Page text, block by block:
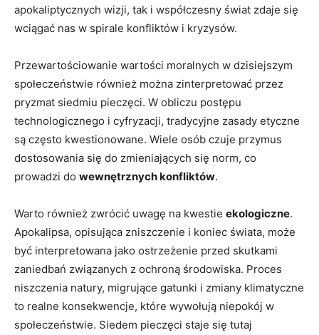
‌apokaliptycznych wizji, tak i współczesny świat ‌zdaje się
wciągać nas w spirale konfliktów i kryzysów.
Przewartościowanie‌ wartości moralnych w dzisiejszym
społeczeństwie również​ można ​zinterpretować przez
pryzmat‍ siedmiu pieczęci. W⁤ obliczu postępu
technologicznego i cyfryzacji, tradycyjne zasady⁢ etyczne
są często kwestionowane. Wiele‍ osób ⁤czuje przymus
dostosowania⁣ się do zmieniających się norm, ​co​
prowadzi do wewnętrznych konfliktów.
Warto również zwrócić ⁢uwagę na ​kwestie ekologiczne.
Apokalipsa,​ opisująca zniszczenie​ i koniec świata, może
być interpretowana jako ostrzeżenie przed skutkami
zaniedbań​ związanych z ⁤ochroną środowiska. Proces
niszczenia natury, migrujące gatunki i zmiany klimatyczne
to ⁣realne konsekwencje, które wywołują niepokój w
społeczeństwie. Siedem pieczęci staje się tutaj‌